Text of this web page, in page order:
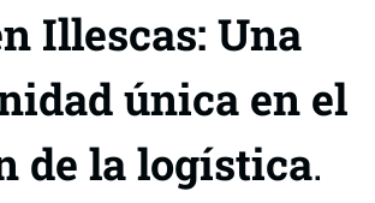
Illescas: Una
única en el
de la logística.